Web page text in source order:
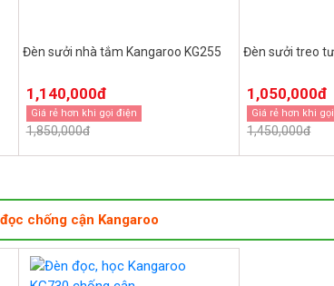
Đèn sưởi nhà tắm Kangaroo KG255
1,140,000đ
Giá rẻ hơn khi gọi điện
1,850,000đ
Đèn sưởi treo
1,050,000đ
Giá rẻ hơn khi
1,450,000đ
chống cận Kangaroo